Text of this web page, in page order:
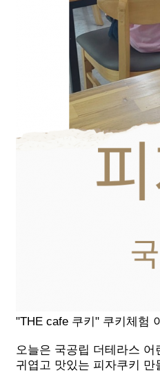
"THE cafe 쿠키" 쿠키체험
오늘은 국공립 더테라스 어
귀엽고 맛있는 피자쿠키 만